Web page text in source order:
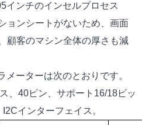
インチのインセルプロセス
ョンシートがないため、画面
顧客のマシン全体の厚さも減
ーターは次のとおりです。
、40ピン、サポート16/18ビッ
インターフェイス。